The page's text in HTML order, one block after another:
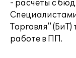
- расчеты с
Торговля"
работе в ПП.